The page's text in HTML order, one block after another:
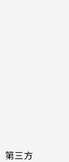
第三方